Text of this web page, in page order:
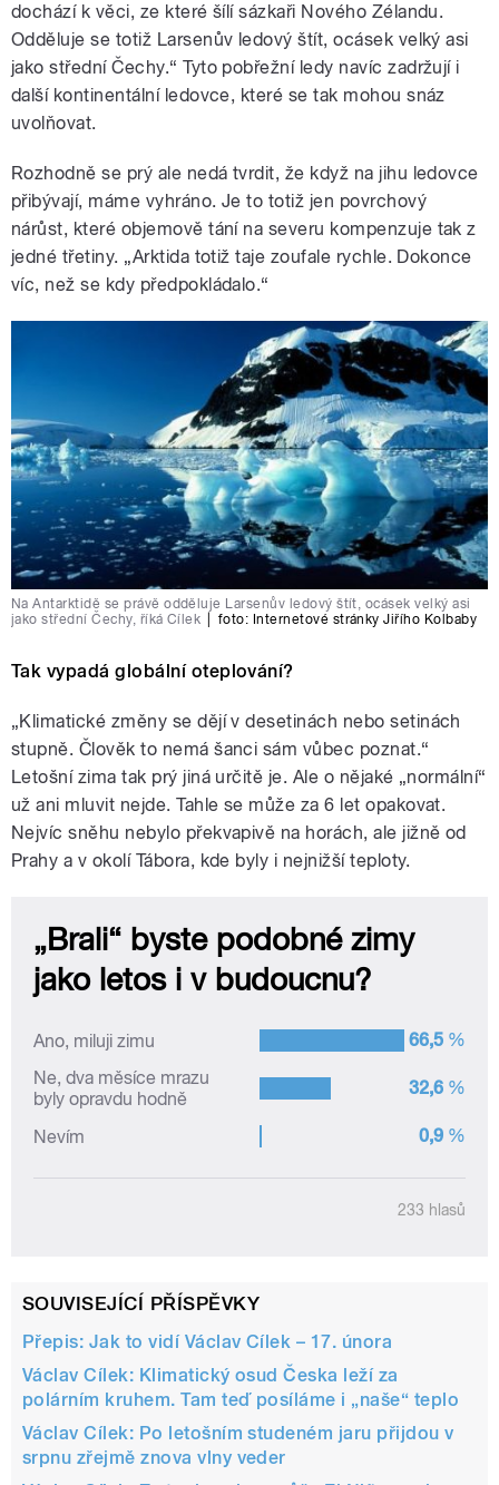
dochází k věci, ze které šílí sázkaři Nového Zélandu.
Odděluje se totiž Larsenův ledový štít, ocásek velký asi
jako střední Čechy.“ Tyto pobřežní ledy navíc zadržují i
další kontinentální ledovce, které se tak mohou snáz
uvolňovat.
Rozhodně se prý ale nedá tvrdit, že když na jihu ledovce
přibývají, máme vyhráno. Je to totiž jen povrchový
nárůst, které objemově tání na severu kompenzuje tak z
jedné třetiny. „Arktida totiž taje zoufale rychle. Dokonce
víc, než se kdy předpokládalo.“
Na Antarktidě se právě odděluje Larsenův ledový štít, ocásek velký asi
jako střední Čechy, říká Cílek
foto: Internetové stránky Jiřího Kolbaby
Tak vypadá globální oteplování?
„Klimatické změny se dějí v desetinách nebo setinách
stupně. Člověk to nemá šanci sám vůbec poznat.“
Letošní zima tak prý jiná určitě je. Ale o nějaké „normální“
už ani mluvit nejde. Tahle se může za 6 let opakovat.
Nejvíc sněhu nebylo překvapivě na horách, ale jižně od
Prahy a v okolí Tábora, kde byly i nejnižší teploty.
SOUVISEJÍCÍ PŘÍSPĚVKY
Přepis: Jak to vidí Václav Cílek – 17. února
Václav Cílek: Klimatický osud Česka leží za
polárním kruhem. Tam teď posíláme i „naše“ teplo
Václav Cílek: Po letošním studeném jaru přijdou v
srpnu zřejmě znova vlny veder